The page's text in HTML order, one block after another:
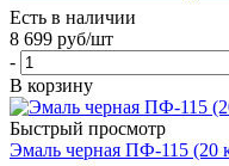
Есть в наличии
8 699 руб/шт
-
В корзину
Быстрый просмотр
Эмаль черная ПФ-115